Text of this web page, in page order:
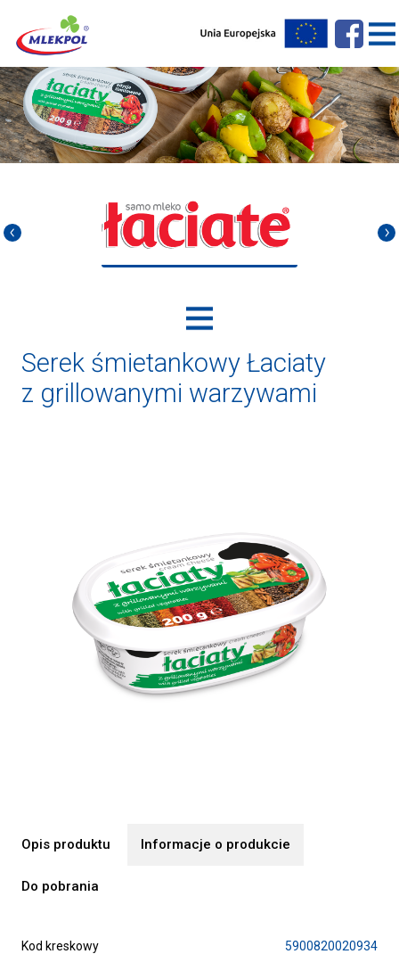
Serek śmietankowy Łaciaty
z grillowanymi warzywami
Opis produktu Informacje o produkcie
Do pobrania
Kod kreskowy 5900820020934